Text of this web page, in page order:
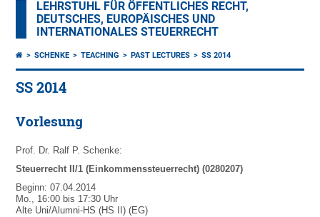
LEHRSTUHL FÜR ÖFFENTLICHES RECHT,
DEUTSCHES, EUROPÄISCHES UND
INTERNATIONALES STEUERRECHT
SCHENKE TEACHING PAST LECTURES SS 2014
SS 2014
Vorlesung
Prof. Dr. Ralf P. Schenke:
Steuerrecht II/1 (Einkommenssteuerrecht) (0280207)
Beginn: 07.04.2014
Mo., 16:00 bis 17:30 Uhr
Alte Uni/Alumni-HS (HS II) (EG)